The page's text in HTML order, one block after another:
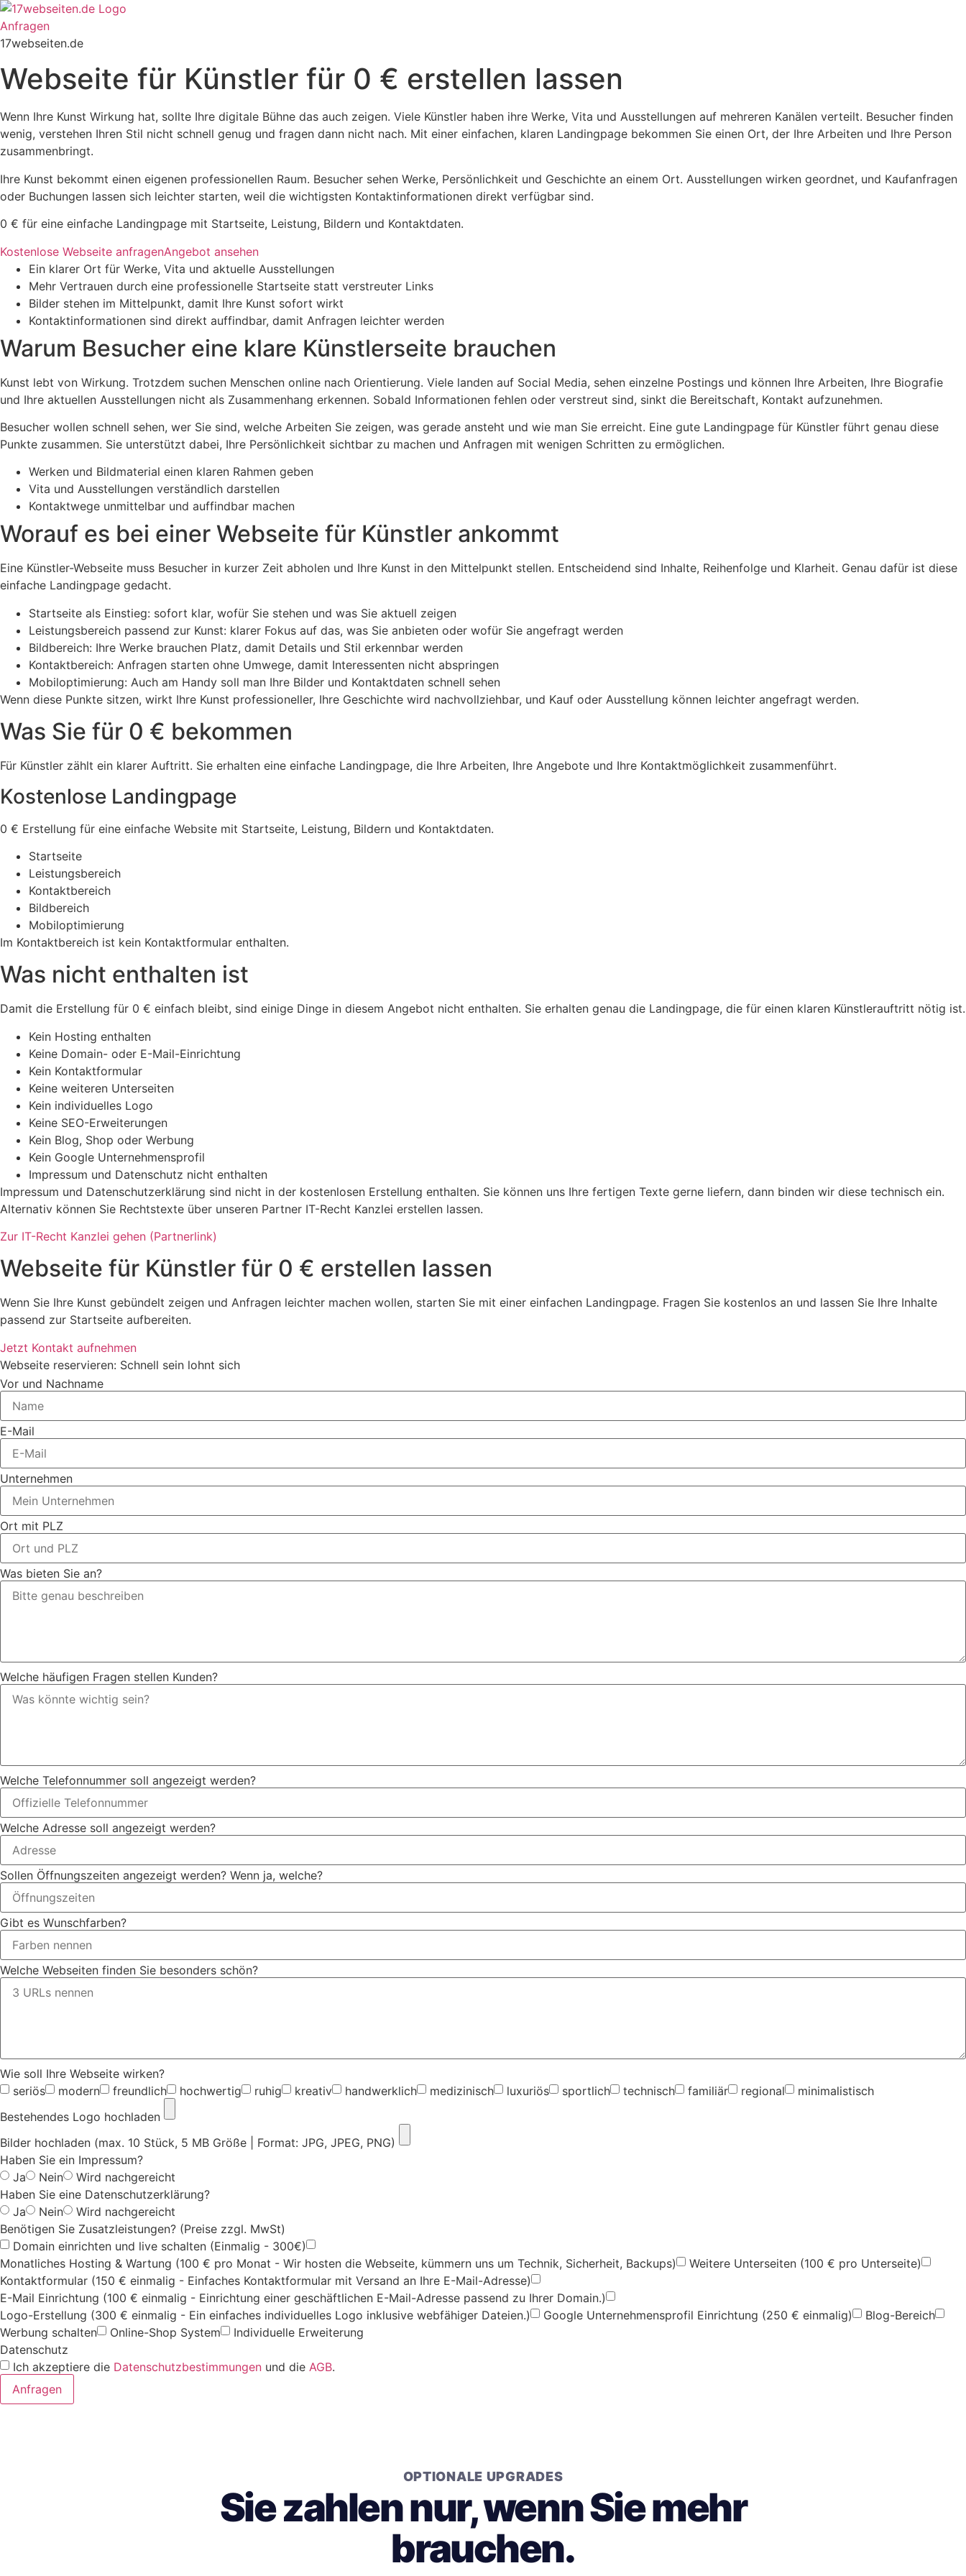
Zum
Inhalt
springen
Anfragen
17webseiten.de
Webseite für Künstler für 0 € erstellen lassen
Wenn Ihre Kunst Wirkung hat, sollte Ihre digitale Bühne das auch zeigen. Viele Künstler haben ihre Werke, Vita und Ausstellungen auf mehreren Kanälen verteilt. Besucher finden
wenig, verstehen Ihren Stil nicht schnell genug und fragen dann nicht nach. Mit einer einfachen, klaren Landingpage bekommen Sie einen Ort, der Ihre Arbeiten und Ihre Person
zusammenbringt.
Ihre Kunst bekommt einen eigenen professionellen Raum. Besucher sehen Werke, Persönlichkeit und Geschichte an einem Ort. Ausstellungen wirken geordnet, und Kaufanfragen
oder Buchungen lassen sich leichter starten, weil die wichtigsten Kontaktinformationen direkt verfügbar sind.
0 € für eine einfache Landingpage mit Startseite, Leistung, Bildern und Kontaktdaten.
Kostenlose Webseite anfragenAngebot ansehen
Ein klarer Ort für Werke, Vita und aktuelle Ausstellungen
Mehr Vertrauen durch eine professionelle Startseite statt verstreuter Links
Bilder stehen im Mittelpunkt, damit Ihre Kunst sofort wirkt
Kontaktinformationen sind direkt auffindbar, damit Anfragen leichter werden
Warum Besucher eine klare Künstlerseite brauchen
Kunst lebt von Wirkung. Trotzdem suchen Menschen online nach Orientierung. Viele landen auf Social Media, sehen einzelne Postings und können Ihre Arbeiten, Ihre Biografie
und Ihre aktuellen Ausstellungen nicht als Zusammenhang erkennen. Sobald Informationen fehlen oder verstreut sind, sinkt die Bereitschaft, Kontakt aufzunehmen.
Besucher wollen schnell sehen, wer Sie sind, welche Arbeiten Sie zeigen, was gerade ansteht und wie man Sie erreicht. Eine gute Landingpage für Künstler führt genau diese
Punkte zusammen. Sie unterstützt dabei, Ihre Persönlichkeit sichtbar zu machen und Anfragen mit wenigen Schritten zu ermöglichen.
Werken und Bildmaterial einen klaren Rahmen geben
Vita und Ausstellungen verständlich darstellen
Kontaktwege unmittelbar und auffindbar machen
Worauf es bei einer Webseite für Künstler ankommt
Eine Künstler-Webseite muss Besucher in kurzer Zeit abholen und Ihre Kunst in den Mittelpunkt stellen. Entscheidend sind Inhalte, Reihenfolge und Klarheit. Genau dafür ist diese
einfache Landingpage gedacht.
Startseite als Einstieg: sofort klar, wofür Sie stehen und was Sie aktuell zeigen
Leistungsbereich passend zur Kunst: klarer Fokus auf das, was Sie anbieten oder wofür Sie angefragt werden
Bildbereich: Ihre Werke brauchen Platz, damit Details und Stil erkennbar werden
Kontaktbereich: Anfragen starten ohne Umwege, damit Interessenten nicht abspringen
Mobiloptimierung: Auch am Handy soll man Ihre Bilder und Kontaktdaten schnell sehen
Wenn diese Punkte sitzen, wirkt Ihre Kunst professioneller, Ihre Geschichte wird nachvollziehbar, und Kauf oder Ausstellung können leichter angefragt werden.
Was Sie für 0 € bekommen
Für Künstler zählt ein klarer Auftritt. Sie erhalten eine einfache Landingpage, die Ihre Arbeiten, Ihre Angebote und Ihre Kontaktmöglichkeit zusammenführt.
Kostenlose Landingpage
0 € Erstellung für eine einfache Website mit Startseite, Leistung, Bildern und Kontaktdaten.
Startseite
Leistungsbereich
Kontaktbereich
Bildbereich
Mobiloptimierung
Im Kontaktbereich ist kein Kontaktformular enthalten.
Was nicht enthalten ist
Damit die Erstellung für 0 € einfach bleibt, sind einige Dinge in diesem Angebot nicht enthalten. Sie erhalten genau die Landingpage, die für einen klaren Künstlerauftritt nötig ist.
Kein Hosting enthalten
Keine Domain- oder E-Mail-Einrichtung
Kein Kontaktformular
Keine weiteren Unterseiten
Kein individuelles Logo
Keine SEO-Erweiterungen
Kein Blog, Shop oder Werbung
Kein Google Unternehmensprofil
Impressum und Datenschutz nicht enthalten
Impressum und Datenschutzerklärung sind nicht in der kostenlosen Erstellung enthalten. Sie können uns Ihre fertigen Texte gerne liefern, dann binden wir diese technisch ein.
Alternativ können Sie Rechtstexte über unseren Partner IT-Recht Kanzlei erstellen lassen.
Zur IT-Recht Kanzlei gehen (Partnerlink)
Webseite für Künstler für 0 € erstellen lassen
Wenn Sie Ihre Kunst gebündelt zeigen und Anfragen leichter machen wollen, starten Sie mit einer einfachen Landingpage. Fragen Sie kostenlos an und lassen Sie Ihre Inhalte
passend zur Startseite aufbereiten.
Jetzt Kontakt aufnehmen
Webseite reservieren: Schnell sein lohnt sich
Vor und Nachname
E-Mail
Unternehmen
Ort mit PLZ
Was bieten Sie an?
Welche häufigen Fragen stellen Kunden?
Welche Telefonnummer soll angezeigt werden?
Welche Adresse soll angezeigt werden?
Sollen Öffnungszeiten angezeigt werden? Wenn ja, welche?
Gibt es Wunschfarben?
Welche Webseiten finden Sie besonders schön?
Wie soll Ihre Webseite wirken?
seriös
modern freundlich hochwertig ruhig kreativ handwerklich medizinisch luxuriös sportlich technisch familiär regional
minimalistisch
Bestehendes Logo hochladen
Bilder hochladen (max. 10 Stück, 5 MB Größe | Format: JPG, JPEG, PNG)
Haben Sie ein Impressum?
Ja
Nein
Wird nachgereicht
Haben Sie eine Datenschutzerklärung?
Ja
Nein
Wird nachgereicht
Benötigen Sie Zusatzleistungen? (Preise zzgl. MwSt)
Domain einrichten und live schalten (Einmalig - 300€)
Monatliches Hosting & Wartung (100 € pro Monat - Wir hosten die Webseite, kümmern uns um Technik, Sicherheit, Backups)
Weitere Unterseiten (100 € pro Unterseite)
Kontaktformular (150 € einmalig - Einfaches Kontaktformular mit Versand an Ihre E-Mail-Adresse)
E-Mail Einrichtung (100 € einmalig - Einrichtung einer geschäftlichen E-Mail-Adresse passend zu Ihrer Domain.)
Logo-Erstellung (300 € einmalig - Ein einfaches individuelles Logo inklusive webfähiger Dateien.)
Google Unternehmensprofil Einrichtung (250 € einmalig)
Blog-Bereich
Werbung schalten
Online-Shop System
Individuelle Erweiterung
Datenschutz
Ich akzeptiere die Datenschutzbestimmungen und die AGB.
Anfragen
OPTIONALE UPGRADES
Sie zahlen nur, wenn Sie mehr
brauchen.